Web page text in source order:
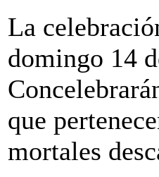
La
domingo 14
que
mortales